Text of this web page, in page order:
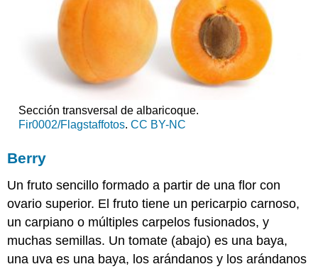
Sección transversal de albaricoque.
Fir0002/Flagstaffotos. CC BY-NC
Berry
Un fruto sencillo formado a partir de una flor con
ovario superior. El fruto tiene un pericarpio carnoso,
un carpiano o múltiples carpelos fusionados, y
muchas semillas. Un tomate (abajo) es una baya,
una uva es una baya, los arándanos y los arándanos